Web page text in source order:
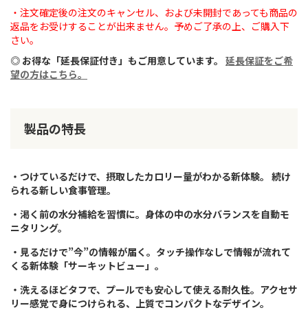
・注文確定後の注文のキャンセル、および未開封であっても商品の
返品をお受けすることが出来ません。予めご了承の上、ご購入下
さい。
◎ お得な「延長保証付き」もご用意しています。 延長保証をご希
望の方はこちら。
製品の特長
・つけているだけで、摂取したカロリー量がわかる新体験。 続け
られる新しい食事管理。
・渇く前の水分補給を習慣に。身体の中の水分バランスを自動モ
ニタリング。
・見るだけで”今”の情報が届く。タッチ操作なしで情報が流れて
くる新体験「サーキットビュー」。
・洗えるほどタフで、プールでも安心して使える耐久性。アクセサ
リー感覚で身につけられる、上質でコンパクトなデザイン。